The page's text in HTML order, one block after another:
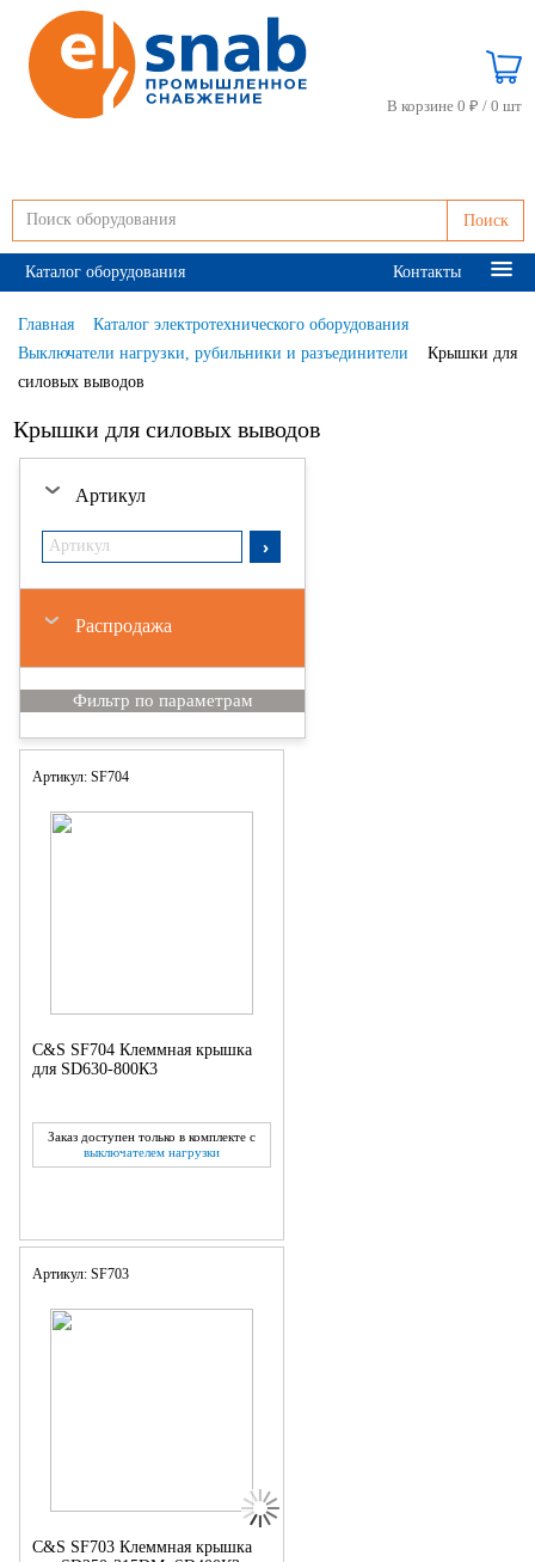
Поиск
В корзине 0 ₽ / 0 шт
Каталог оборудования Контакты
Главная
Каталог электротехнического оборудования
Выключатели нагрузки, рубильники и разъединители
Крышки для
силовых выводов
Крышки для силовых выводов
Артикул
Распродажа
Артикул: SF704
C&S SF704 Клеммная крышка
для SD630-800К3
Заказ доступен только в комплекте с
выключателем нагрузки
Артикул: SF703
C&S SF703 Клеммная крышка